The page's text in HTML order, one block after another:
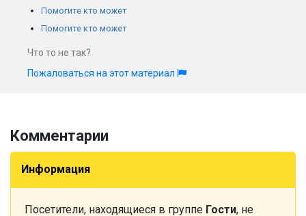
Помогите кто может
Помогите кто может
Что то не так?
Пожаловаться на этот материал
Комментарии
Информация
Посетители, находящиеся в группе Гости, не